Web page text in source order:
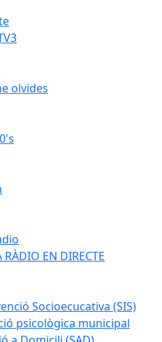
olvides
RÀDIO EN DIRECTE
Socioecucativa (SIS)
psicològica municipal